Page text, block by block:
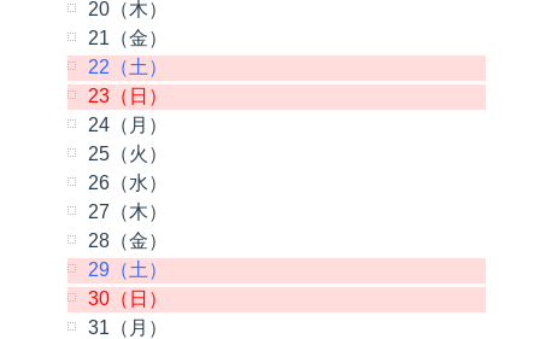
20（木）
21（金）
22（土）
23（日）
24（月）
25（火）
26（水）
27（木）
28（金）
29（土）
30（日）
31（月）